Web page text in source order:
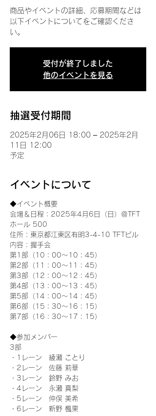
商品やイベントの詳細、応募期間などは
以下イベントについてをご確認くださ
い。
受付が終了しました
他のイベントを見る
抽選受付期間
2025年2月06日 18:00 – 2025年2月
11日 12:00
予定
イベントについて
◆イベント概要
会場＆日程：2025年4月6日（日）＠TFT
ホール 500
住所：東京都江東区有明3-4-10 TFTビル
内容：握手会
第1部（10：00～10：45）
第2部（11：00～11：45）
第3部（12：00～12：45）
第4部（13：00～13：45）
第5部（14：00～14：45）
第6部（15：30～16：15）
第7部（16：30～17：15）
◆参加メンバー
3部
・1レーン　綾瀬 ことり
・2レーン　佐藤 莉華
・3レーン　鈴野 みお
・4レーン　永瀬 真梨
・5レーン　仲俣 美希
・6レーン　新野 楓果